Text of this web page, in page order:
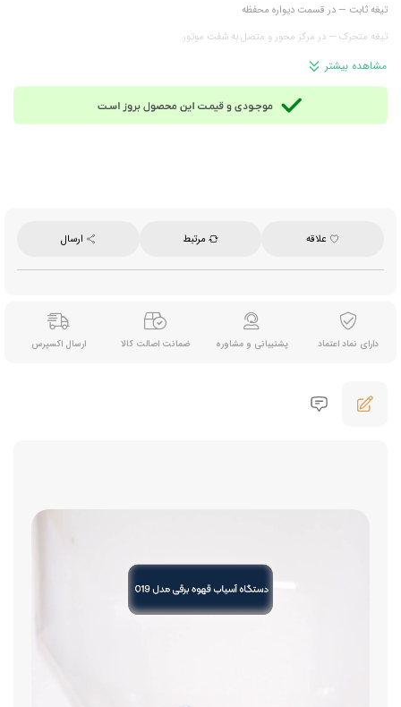
تیغه ثابت — در قسمت دیواره محفظه
تیغه متحرک — در مرکز محور و متصل به شفت موتور
تیغه‌های استیل مقاوم، برای خرد کردن دانه‌های قهوه به‌ صورت یکنواخت و سریع
حفظ عطر و طعم طبیعی قهوه
قابلیت تنظیم پیوسته درجه آسیاب برای روش‌های مختلف دم‌آوری:
دارای گواهی LFGB: تأییدیه ایمنی و بهداشتی آلمان برای تماس مستقیم با مواد غذایی
⚙️ مشخصات فنی این کافی گریندر:
نحوه ارسال: درصورت ثبت سفارش این محصول، ارسال آن از طریق پست ماهکس و چاپار
انجام می‌شود و هزینه ارسال با مشتری خواهد بود.
مشاهده بیشتر
علاقه مرتبط ارسال
دارای نماد اعتماد پشتیبانی و مشاوره ضمانت اصالت کالا ارسال اکسپرس